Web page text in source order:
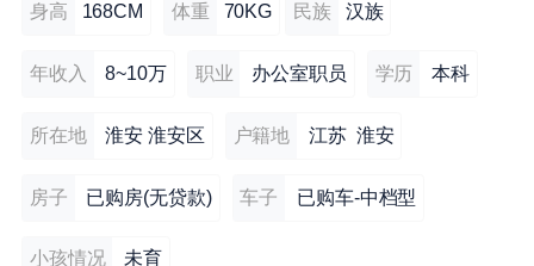
身高 168CM 体重 70KG 民族 汉族
年收入 8~10万 职业 办公室职员 学历 本科
所在地 淮安 淮安区 户籍地 江苏 淮安
房子 已购房(无贷款) 车子 已购车-中档型
小孩情况 未育